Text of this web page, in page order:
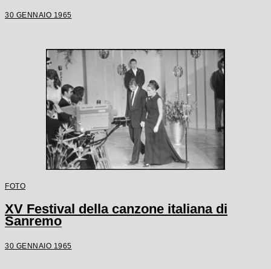
30 GENNAIO 1965
FOTO
XV Festival della canzone italiana di
Sanremo
30 GENNAIO 1965